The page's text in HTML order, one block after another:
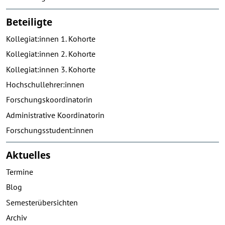
Beteiligte
Kollegiat:innen 1. Kohorte
Kollegiat:innen 2. Kohorte
Kollegiat:innen 3. Kohorte
Hochschullehrer:innen
Forschungskoordinatorin
Administrative Koordinatorin
Forschungsstudent:innen
Aktuelles
Termine
Blog
Semesterübersichten
Archiv